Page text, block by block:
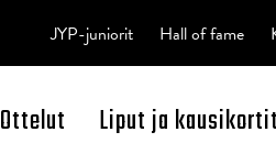
Open Search
Ottelut Liput ja kausikortit
JYP-juniorit Hall of fame